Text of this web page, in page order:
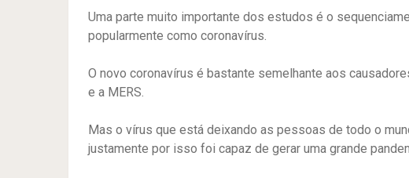
Uma parte muito importante dos estudos é o
popularmente como coronavírus.
O novo coronavírus é bastante semelhante aos
e a MERS.
Mas o vírus que está deixando as pessoas de todo o
justamente por isso foi capaz de gerar uma grande